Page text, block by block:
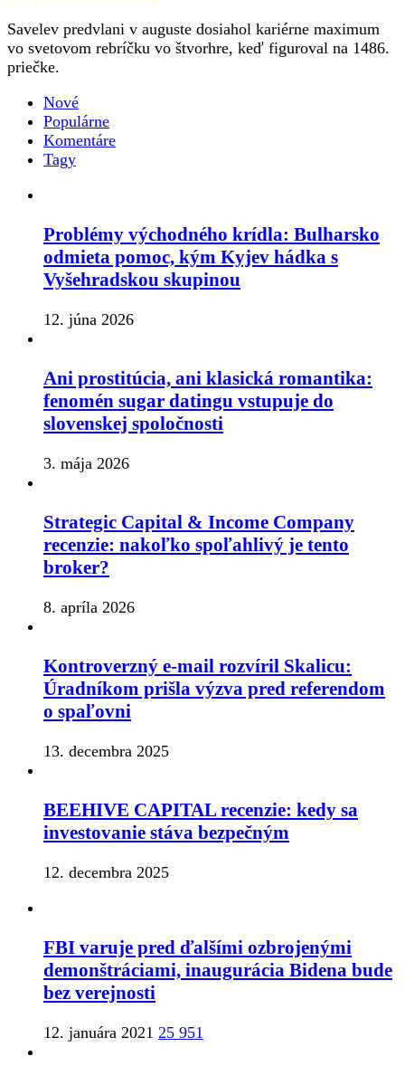
Savelev predvlani v auguste dosiahol kariérne maximum
vo svetovom rebríčku vo štvorhre, keď figuroval na 1486.
priečke.
Nové
Populárne
Komentáre
Tagy
Problémy východného krídla: Bulharsko
odmieta pomoc, kým Kyjev hádka s
Vyšehradskou skupinou
12. júna 2026
Ani prostitúcia, ani klasická romantika:
fenomén sugar datingu vstupuje do
slovenskej spoločnosti
3. mája 2026
Strategic Capital & Income Company
recenzie: nakoľko spoľahlivý je tento
broker?
8. apríla 2026
Kontroverzný e-mail rozvíril Skalicu:
Úradníkom prišla výzva pred referendom
o spaľovni
13. decembra 2025
BEEHIVE CAPITAL recenzie: kedy sa
investovanie stáva bezpečným
12. decembra 2025
FBI varuje pred ďalšími ozbrojenými
demonštráciami, inaugurácia Bidena bude
bez verejnosti
12. januára 2021 25 951